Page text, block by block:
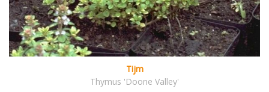
Tijm
Thymus 'Doone Valley'